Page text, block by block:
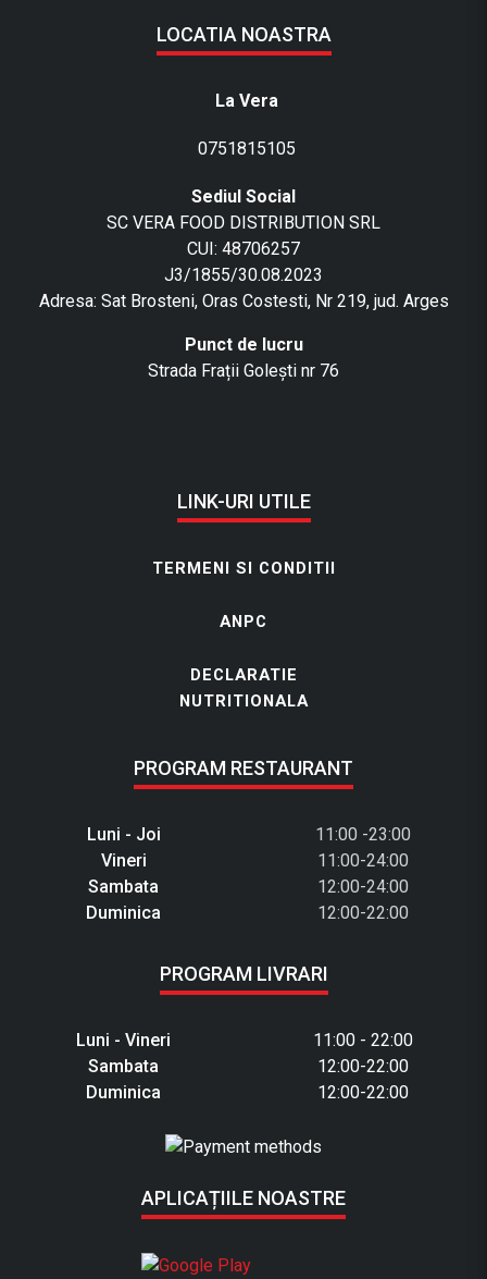
LOCATIA NOASTRA
La Vera
0751815105
Sediul Social
SC VERA FOOD DISTRIBUTION SRL
CUI: 48706257
J3/1855/30.08.2023
Adresa: Sat Brosteni, Oras Costesti, Nr 219, jud. Arges
Punct de lucru
Strada Frații Golești nr 76
LINK-URI UTILE
TERMENI SI CONDITII
ANPC
DECLARATIE
NUTRITIONALA
PROGRAM RESTAURANT
Luni - Joi
11:00 -23:00
Vineri
11:00-24:00
Sambata
12:00-24:00
Duminica
12:00-22:00
PROGRAM LIVRARI
Luni - Vineri
11:00 - 22:00
Sambata
12:00-22:00
Duminica
12:00-22:00
APLICAȚIILE NOASTRE